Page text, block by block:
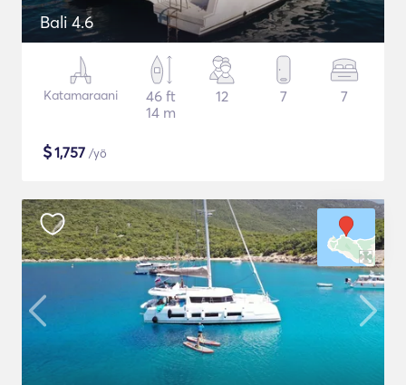
Bali 4.6
Katamaraani
46 ft
14 m
12 7 7
$1,757 /yö